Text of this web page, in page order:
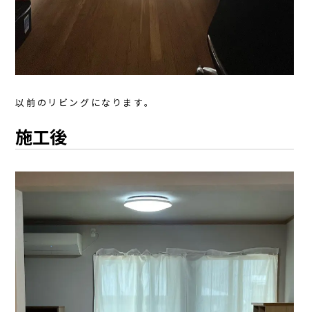
以前のリビングになります。
施工後